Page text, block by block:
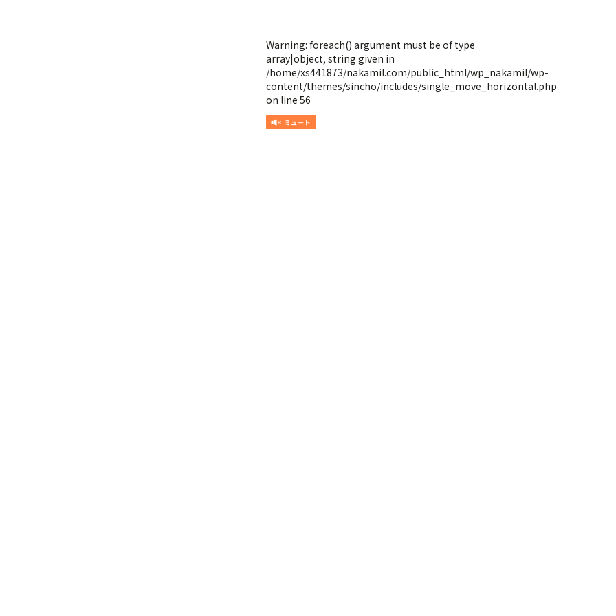
Warning: foreach() argument must be of type
array|object, string given in
/home/xs441873/nakamil.com/public_html/wp_nakamil/wp-
content/themes/sincho/includes/single_move_horizontal.php
on line 56